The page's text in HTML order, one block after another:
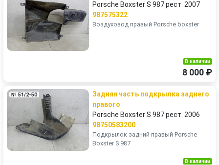
Porsche Boxster S 987 рест. 2007
987575322
Воздуховод правый Porsche boxster
В наличии
8 000 ₽
№ 51/2-50
Задняя часть подкрылка заднего
правого
Porsche Boxster S 987 рест. 2006
98750583200
Подкрылок задний правый Porsche
Boxster S 987
В наличии